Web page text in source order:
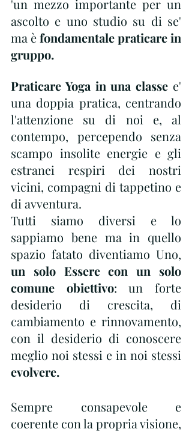
'un mezzo importante per un
ascolto e uno studio su di se'
ma è fondamentale praticare in
gruppo.
Praticare Yoga in una classe e'
una doppia pratica, centrando
l'attenzione su di noi e, al
contempo, percependo senza
scampo insolite energie e gli
estranei respiri dei nostri
vicini, compagni di tappetino e
di avventura.
Tutti siamo diversi e lo
sappiamo bene ma in quello
un solo Essere con un solo
comune obiettivo: un forte
desiderio di crescita, di
cambiamento e rinnovamento,
con il desiderio di conoscere
evolvere.
Sempre consapevole e
coerente con la propria visione,